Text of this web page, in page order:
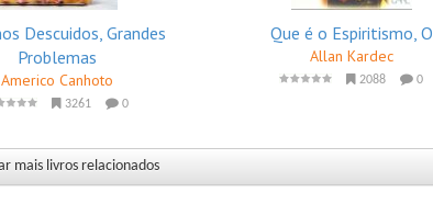
Descuidos, Grandes
Problemas
Americo Canhoto
3261 0
Que é o Espiritismo, O
Allan Kardec
2088 0
mais livros relacionados